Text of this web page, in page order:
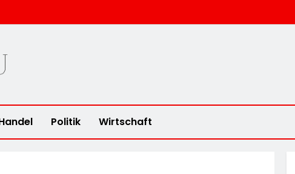
Politik Wirtschaft